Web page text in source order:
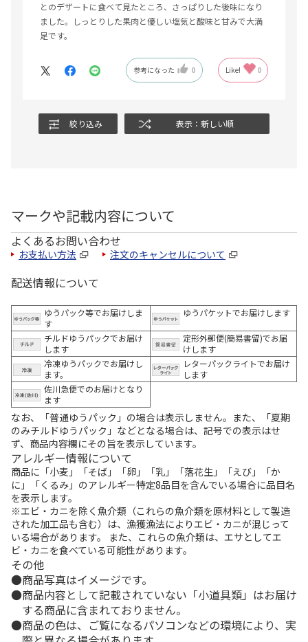
とのデザートに食べて見たところ、さっぱりした後味になり
ました。しっとりした果肉と優しい塩気と酸味と甘みで大満
足です。
参考になった 0 Like! 0
絞り込み 表示：新しい順
マークや記載内容について
よくあるお問い合わせ
お支払い方法 注文のキャンセルについて
配送情報について
ゆうパック等でお届けしま
す
ゆうパケットでお届けします
チルドゆうパックでお届け
します
定形外郵便(簡易書留)でお届
けします
冷凍ゆうパックでお届けし
ます。
レターパックライトでお届け
します
佐川急便でのお届けとなり
ます
なお、「普通ゆうパック」の場合は表示しません。また、「夏期
のみチルドゆうパック」などとなる場合は、記号での表示はせ
ず、商品内容欄にその旨を表示しています。
アレルギー情報について
商品に「小麦」「そば」「卵」「乳」「落花生」「えび」「か
に」「くるみ」のアレルギー特定8品目を含んでいる場合に品目名
を表示します。
※エビ・カニを除く魚介類（これらの魚介類を原材料として製造
された加工品も含む）は、漁獲漁法によりエビ・カニが混じって
いる場合があります。 また、これらの魚介類は、エサとしてエ
ビ・カニを食べている可能性があります。
その他
商品写真はイメージです。
商品内容として記載されていない「小道具類」はお届け
する商品に含まれておりません。
商品の色は、ご覧になるパソコンなどの環境により、実